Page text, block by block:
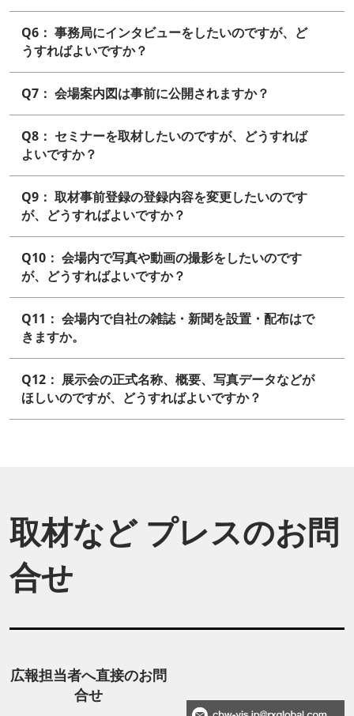
Q6： 事務局にインタビューをしたいのですが、ど
うすればよいですか？
Q7： 会場案内図は事前に公開されますか？
Q8： セミナーを取材したいのですが、どうすれば
よいですか？
Q9： 取材事前登録の登録内容を変更したいのです
が、どうすればよいですか？
Q10： 会場内で写真や動画の撮影をしたいのです
が、どうすればよいですか？
Q11： 会場内で自社の雑誌・新聞を設置・配布はで
きますか。
Q12： 展示会の正式名称、概要、写真データなどが
ほしいのですが、どうすればよいですか？
取材など プレスのお問
合せ
広報担当者へ直接のお問
合せ